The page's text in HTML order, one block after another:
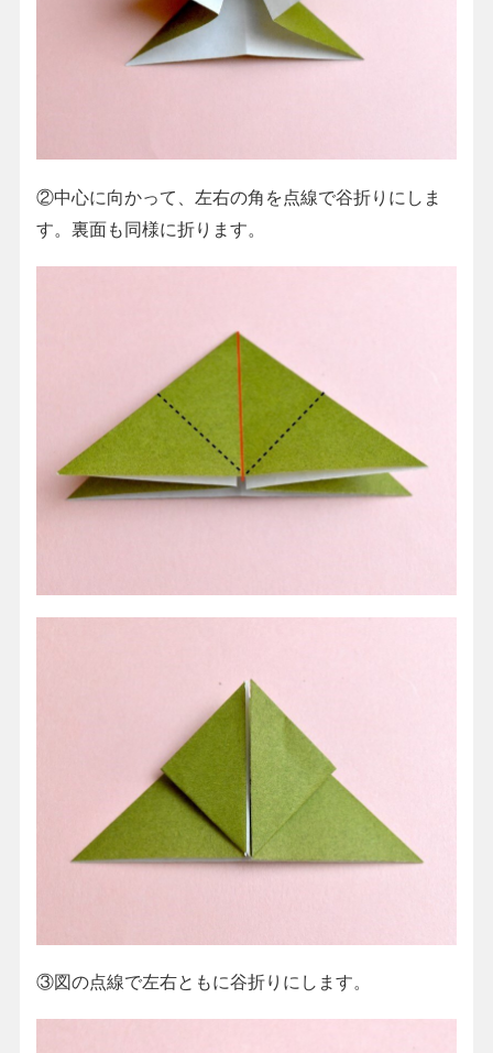
②中心に向かって、左右の角を点線で谷折りにしま
す。裏面も同様に折ります。
③図の点線で左右ともに谷折りにします。